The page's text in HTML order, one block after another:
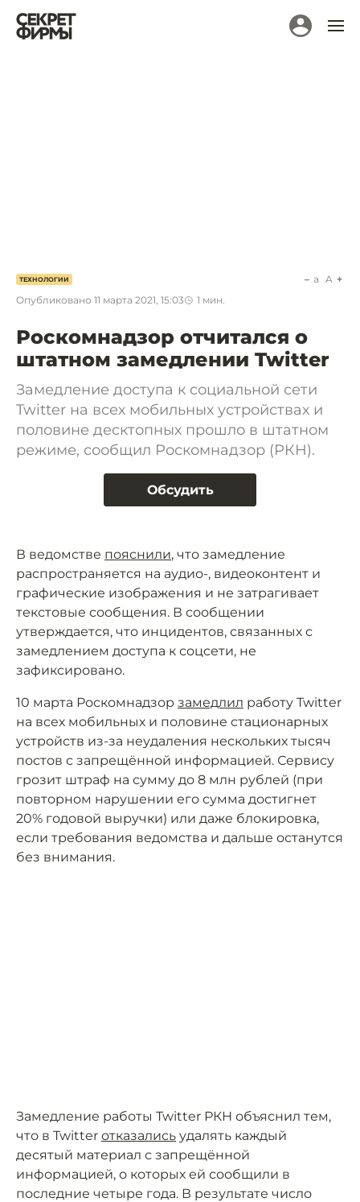
ТЕХНОЛОГИИ
Опубликовано 11 марта 2021, 15:03 1 мин.
a A
Роскомнадзор отчитался о
штатном замедлении Twitter
Замедление доступа к социальной сети
Twitter на всех мобильных устройствах и
половине десктопных прошло в штатном
режиме, сообщил Роскомнадзор (РКН).
Обсудить
В ведомстве пояснили, что замедление
распространяется на аудио-, видеоконтент и
графические изображения и не затрагивает
текстовые сообщения. В сообщении
утверждается, что инцидентов, связанных с
замедлением доступа к соцсети, не
зафиксировано.
10 марта Роскомнадзор замедлил работу Twitter
на всех мобильных и половине стационарных
устройств из-за неудаления нескольких тысяч
постов с запрещённой информацией. Сервису
грозит штраф на сумму до 8 млн рублей (при
повторном нарушении его сумма достигнет
20% годовой выручки) или даже блокировка,
если требования ведомства и дальше останутся
без внимания.
Замедление работы Twitter РКН объяснил тем,
что в Twitter отказались удалять каждый
десятый материал с запрещённой
информацией, о которых ей сообщили в
последние четыре года. В результате число